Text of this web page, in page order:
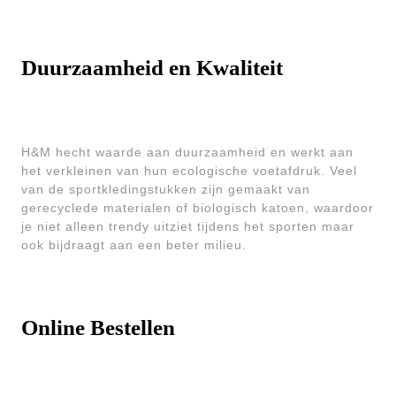
Duurzaamheid en Kwaliteit
H&M hecht waarde aan duurzaamheid en werkt aan
het verkleinen van hun ecologische voetafdruk. Veel
van de sportkledingstukken zijn gemaakt van
gerecyclede materialen of biologisch katoen, waardoor
je niet alleen trendy uitziet tijdens het sporten maar
ook bijdraagt aan een beter milieu.
Online Bestellen